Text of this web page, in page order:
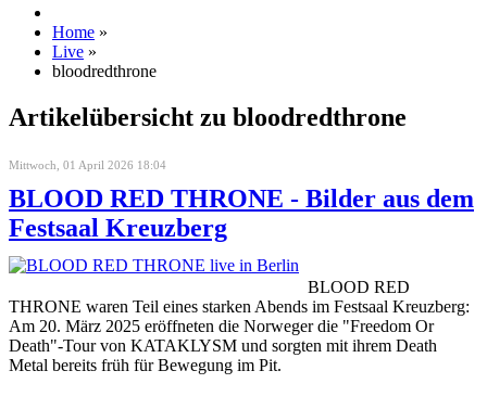
Home »
Live »
bloodredthrone
Artikelübersicht zu bloodredthrone
Mittwoch, 01 April 2026 18:04
BLOOD RED THRONE - Bilder aus dem
Festsaal Kreuzberg
BLOOD RED
THRONE waren Teil eines starken Abends im Festsaal Kreuzberg:
Am 20. März 2025 eröffneten die Norweger die "Freedom Or
Death"-Tour von KATAKLYSM und sorgten mit ihrem Death
Metal bereits früh für Bewegung im Pit.